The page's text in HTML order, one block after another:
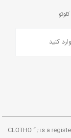
“ CLOTHO “ ; is a